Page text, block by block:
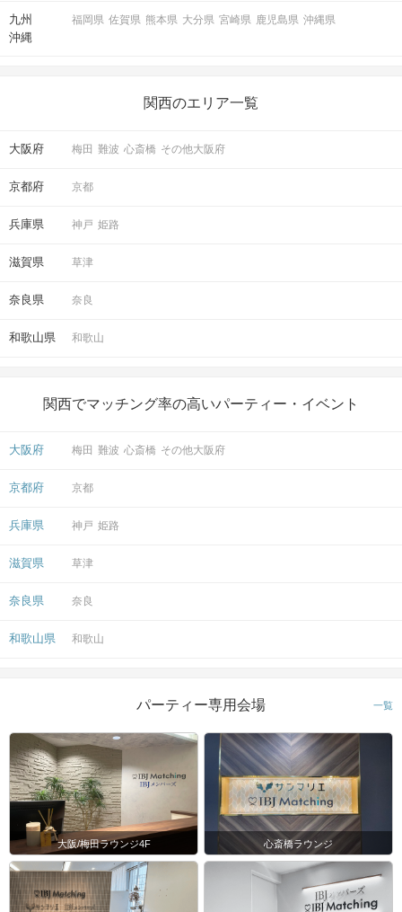
九州
沖縄
福岡県 佐賀県 熊本県 大分県 宮崎県 鹿児島県 沖縄県
関西のエリア一覧
大阪府 梅田 難波 心斎橋 その他大阪府
京都府 京都
兵庫県 神戸 姫路
滋賀県 草津
奈良県 奈良
和歌山県 和歌山
関西でマッチング率の高いパーティー・イベント
大阪府 梅田 難波 心斎橋 その他大阪府
京都府 京都
兵庫県 神戸 姫路
滋賀県 草津
奈良県 奈良
和歌山県 和歌山
パーティー専用会場 一覧
大阪/梅田ラウンジ4F 心斎橋ラウンジ